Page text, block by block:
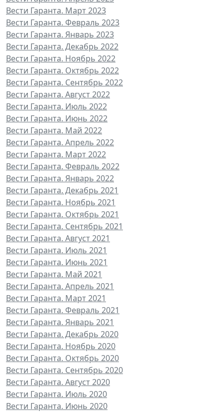
Вести Гаранта. Март 2023
Вести Гаранта. Февраль 2023
Вести Гаранта. Январь 2023
Вести Гаранта. Декабрь 2022
Вести Гаранта. Ноябрь 2022
Вести Гаранта. Октябрь 2022
Вести Гаранта. Сентябрь 2022
Вести Гаранта. Август 2022
Вести Гаранта. Июль 2022
Вести Гаранта. Июнь 2022
Вести Гаранта. Май 2022
Вести Гаранта. Апрель 2022
Вести Гаранта. Март 2022
Вести Гаранта. Февраль 2022
Вести Гаранта. Январь 2022
Вести Гаранта. Декабрь 2021
Вести Гаранта. Ноябрь 2021
Вести Гаранта. Октябрь 2021
Вести Гаранта. Сентябрь 2021
Вести Гаранта. Август 2021
Вести Гаранта. Июль 2021
Вести Гаранта. Июнь 2021
Вести Гаранта. Май 2021
Вести Гаранта. Апрель 2021
Вести Гаранта. Март 2021
Вести Гаранта. Февраль 2021
Вести Гаранта. Январь 2021
Вести Гаранта. Декабрь 2020
Вести Гаранта. Ноябрь 2020
Вести Гаранта. Октябрь 2020
Вести Гаранта. Сентябрь 2020
Вести Гаранта. Август 2020
Вести Гаранта. Июль 2020
Вести Гаранта. Июнь 2020